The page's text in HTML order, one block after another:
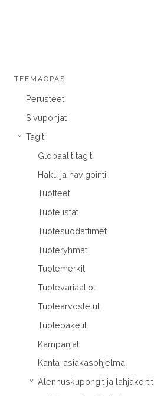
TEEMAOPAS
Perusteet
Sivupohjat
› Tagit
Globaalit tagit
Haku ja navigointi
Tuotteet
Tuotelistat
Tuotesuodattimet
Tuoteryhmät
Tuotemerkit
Tuotevariaatiot
Tuotearvostelut
Tuotepaketit
Kampanjat
Kanta-asiakasohjelma
› Alennuskupongit ja lahjakortit